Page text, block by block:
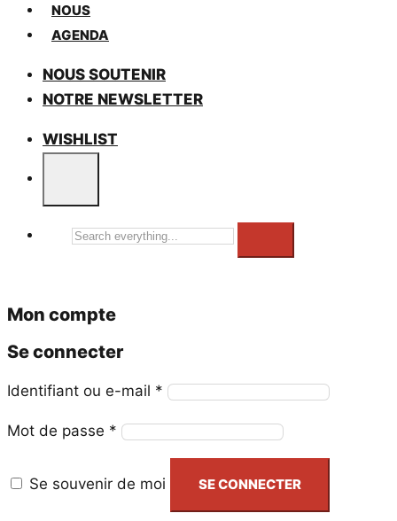
NOUS
AGENDA
NOUS SOUTENIR
NOTRE NEWSLETTER
WISHLIST
Search
Mon compte
Se connecter
Identifiant ou e-mail * Obligatoire
Mot de passe * Obligatoire
Se souvenir de moi SE CONNECTER